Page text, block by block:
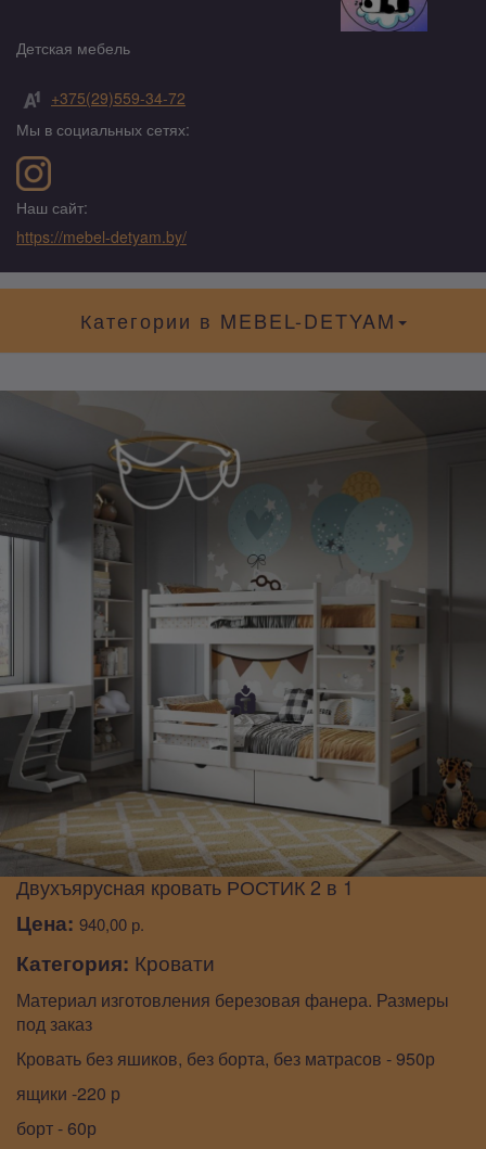
Детская мебель
+375(29)559-34-72
Мы в социальных сетях:
Наш сайт:
https://mebel-detyam.by/
Категории в MEBEL-DETYAM
Двухъярусная кровать РОСТИК 2 в 1
Цена: 940,00 р.
Категория: Кровати
Материал изготовления березовая фанера. Размеры
под заказ
Кровать без яшиков, без борта, без матрасов - 950р
ящики -220 р
борт - 60р